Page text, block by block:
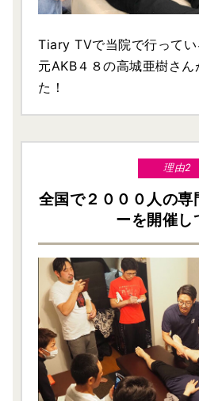
Tiary TVで当院で行ってい
元AKB４８の高城亜樹さ
た！
理由2
全国で２０００人の
ーを開催し